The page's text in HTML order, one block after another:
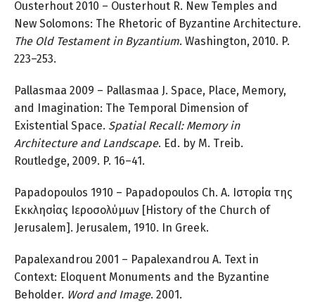
Ousterhout 2010 – Ousterhout R. New Temples and
New Solomons: The Rhetoric of Byzantine Architecture.
The Old Testament in Byzantium. Washington, 2010. P.
223–253.
Pallasmaa 2009 – Pallasmaa J. Space, Place, Memory,
and Imagination: The Temporal Dimension of
Existential Space. Spatial Recall: Memory in
Architecture and Landscape. Ed. by M. Treib.
Routledge, 2009. P. 16–41.
Papadopoulos 1910 – Papadopoulos Ch. A. Ιστορία της
Εκκλησίας Ιεροσολύμων [History of the Church of
Jerusalem]. Jerusalem, 1910. In Greek.
Papalexandrou 2001 – Papalexandrou A. Text in
Context: Eloquent Monuments and the Byzantine
Beholder. Word and Image. 2001.